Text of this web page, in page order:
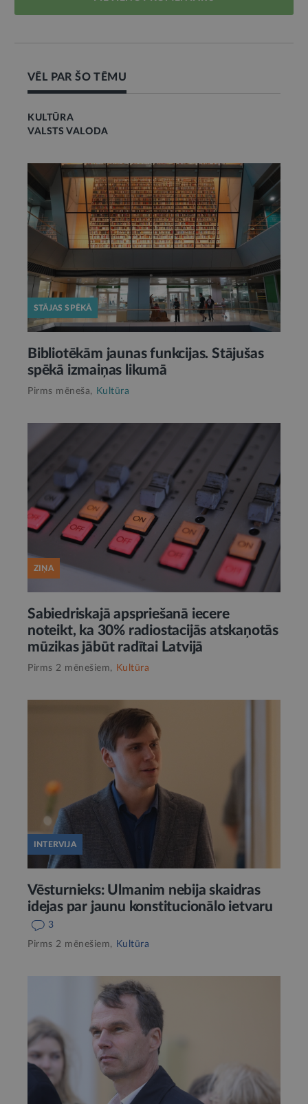
VĒL PAR ŠO TĒMU
KULTŪRA
VALSTS VALODA
STĀJAS SPĒKĀ
Bibliotēkām jaunas funkcijas. Stājušas
spēkā izmaiņas likumā
Pirms mēneša, Kultūra
ZIŅA
Sabiedriskajā apspriešanā iecere
noteikt, ka 30% radiostacijās atskaņotās
mūzikas jābūt radītai Latvijā
Pirms 2 mēnešiem, Kultūra
INTERVIJA
Vēsturnieks: Ulmanim nebija skaidras
idejas par jaunu konstitucionālo ietvaru
3
Pirms 2 mēnešiem,
Kultūra